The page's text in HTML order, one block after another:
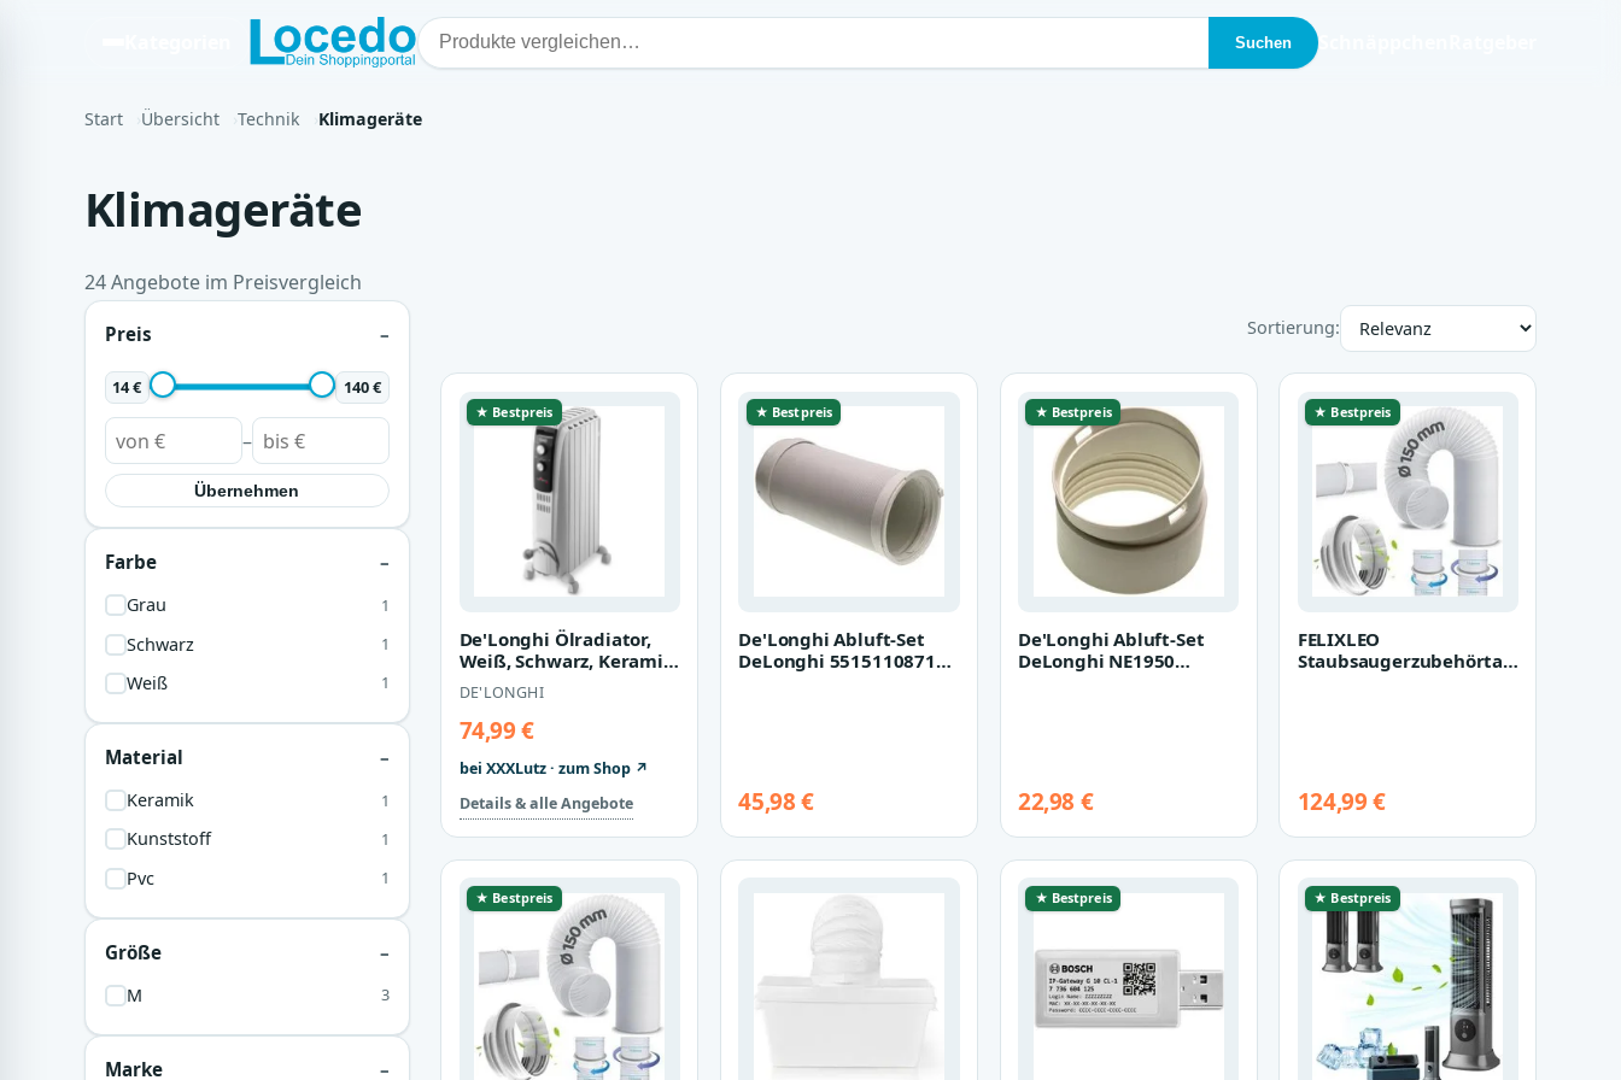
Suchen
Start Übersicht Technik Klimageräte
Klimageräte
24 Angebote im Preisvergleich
Preis
14 € 140 €
–
Übernehmen
Farbe
Grau 1
Schwarz 1
Weiß 1
Material
Keramik 1
Kunststoff 1
Pvc 1
Größe
M 3
Marke
Sortierung:
★ Bestpreis
De'Longhi Ölradiator,
Weiß, Schwarz, Keramik,
Metall, Kunststoff,
1,50…
DE'LONGHI
74,99 €
bei XXXLutz · zum Shop ↗
Details & alle Angebote
★ Bestpreis
De'Longhi Abluft-Set
DeLonghi 5515110871
45,98 €
★ Bestpreis
De'Longhi Abluft-Set
DeLonghi NE1950
22,98 €
★ Bestpreis
FELIXLEO
Staubsaugerzubehörtasche
124,99 €
★ Bestpreis ★ Bestpreis ★ Bestpreis